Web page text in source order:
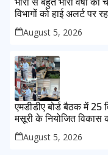
विभागों को हाई अलर्ट पर
August 5, 2026
एमडीडीए बोर्ड बैठक में 25
मसूरी के नियोजित विकास
August 5, 2026